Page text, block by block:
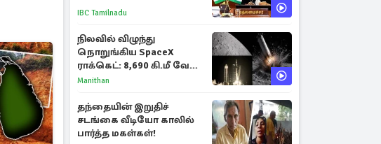
IBC Tamilnadu
நிலவில் விழுந்து
நொறுங்கிய SpaceX
ராக்கெட்: 8,690 கி.மீ வேக
மோதலால் உருவான புதிய
Manithan
தந்தையின் இறுதிச்
சடங்கை வீடியோ காலில்
பார்த்த மகள்கள்!